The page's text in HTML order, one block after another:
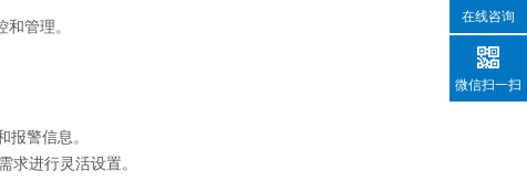
管理。
警信息。
求进行灵活设置。
在线咨询
微信扫一扫